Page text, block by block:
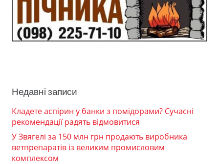
Недавні записи
Кладете аспірин у банки з помідорами? Сучасні
рекомендації радять відмовитися
У Звягелі за 150 млн грн продають виробника
ветпрепаратів із великим промисловим
комплексом